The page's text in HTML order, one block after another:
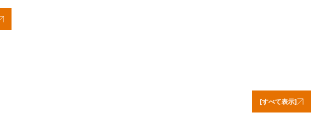
[すべて表示]